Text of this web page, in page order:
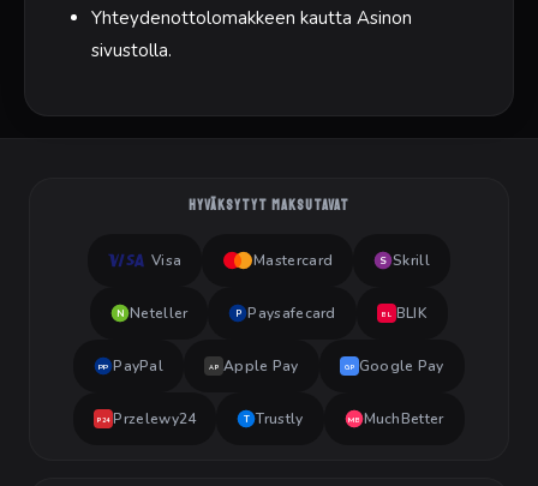
Yhteydenottolomakkeen kautta Asinon
sivustolla.
HYVÄKSYTYT MAKSUTAVAT
Visa Mastercard S Skrill
N Neteller P Paysafecard BL BLIK
PP PayPal AP Apple Pay GP Google Pay
P24 Przelewy24 T Trustly MB MuchBetter